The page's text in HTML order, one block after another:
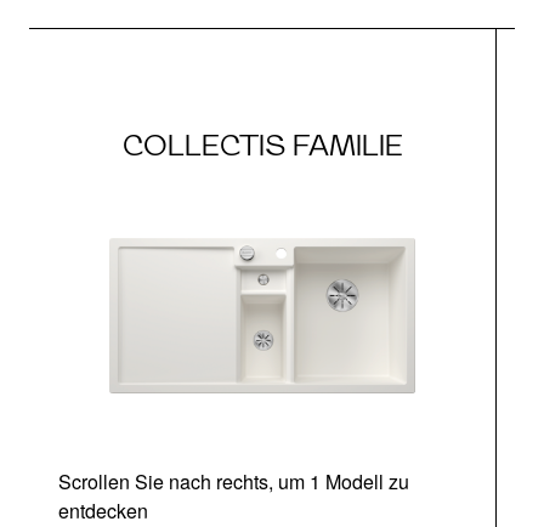
COLLECTIS FAMILIE
Scrollen Sie nach rechts, um 1 Modell zu
entdecken